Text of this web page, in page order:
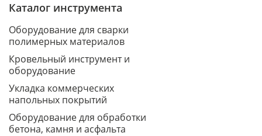
Каталог инструмента
Оборудование для сварки
полимерных материалов
Кровельный инструмент и
оборудование
Укладка коммерческих
напольных покрытий
Оборудование для обработки
бетона, камня и асфальта